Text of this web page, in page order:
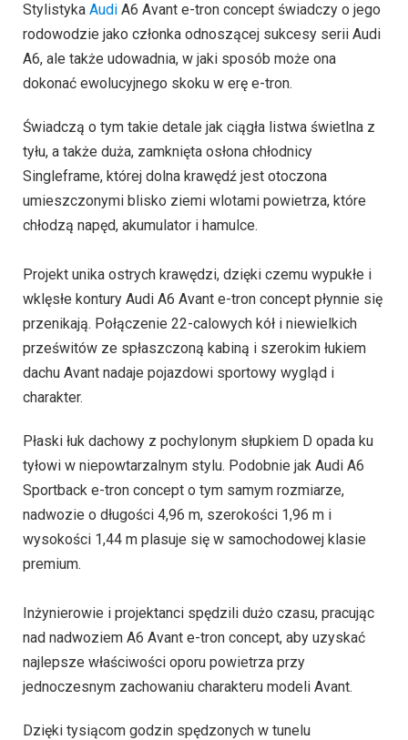
Stylistyka Audi A6 Avant e-tron concept świadczy o jego
rodowodzie jako członka odnoszącej sukcesy serii Audi
A6, ale także udowadnia, w jaki sposób może ona
dokonać ewolucyjnego skoku w erę e-tron.
Świadczą o tym takie detale jak ciągła listwa świetlna z
tyłu, a także duża, zamknięta osłona chłodnicy
Singleframe, której dolna krawędź jest otoczona
umieszczonymi blisko ziemi wlotami powietrza, które
chłodzą napęd, akumulator i hamulce.
Projekt unika ostrych krawędzi, dzięki czemu wypukłe i
wklęsłe kontury Audi A6 Avant e-tron concept płynnie się
przenikają. Połączenie 22-calowych kół i niewielkich
prześwitów ze spłaszczoną kabiną i szerokim łukiem
dachu Avant nadaje pojazdowi sportowy wygląd i
charakter.
Płaski łuk dachowy z pochylonym słupkiem D opada ku
tyłowi w niepowtarzalnym stylu. Podobnie jak Audi A6
Sportback e-tron concept o tym samym rozmiarze,
nadwozie o długości 4,96 m, szerokości 1,96 m i
wysokości 1,44 m plasuje się w samochodowej klasie
premium.
Inżynierowie i projektanci spędzili dużo czasu, pracując
nad nadwoziem A6 Avant e-tron concept, aby uzyskać
najlepsze właściwości oporu powietrza przy
jednoczesnym zachowaniu charakteru modeli Avant.
Dzięki tysiącom godzin spędzonych w tunelu